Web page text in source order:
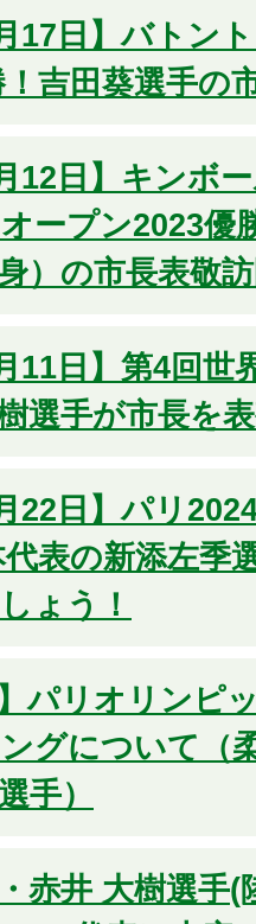
17日】バトン
吉田葵選手の
12日】キンボ
ープン2023優
）の市長表敬
11日】第4回世
選手が市長を
22日】パリ
表の新添左季
ょう！
】パリオリンピ
グについて（
手）
赤井 大樹選手